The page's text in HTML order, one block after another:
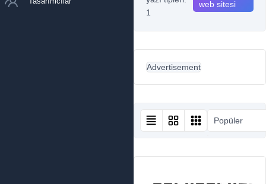
1
web sitesi
Advertisement
Popüler